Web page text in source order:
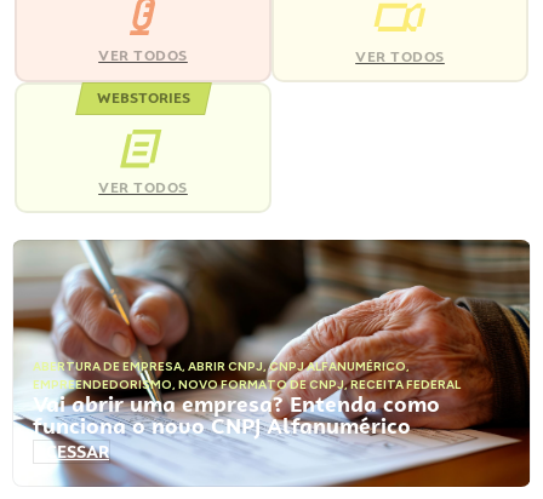
VER TODOS VER TODOS
WEBSTORIES
VER TODOS
ABERTURA DE EMPRESA, ABRIR CNPJ,CNPJ ALFANUMÉRICO,
EMPREENDEDORISMO, NOVO FORMATO DE CNPJ,RECEITA FEDERAL
Vai abrir uma empresa? Entenda como
funciona o novo CNPJ Alfanumérico
ACESSAR